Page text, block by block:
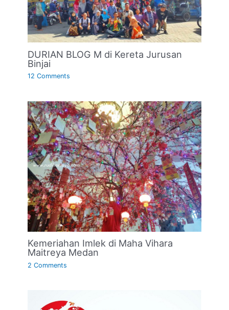
DURIAN BLOG M di Kereta Jurusan
Binjai
12 Comments
Kemeriahan Imlek di Maha Vihara
Maitreya Medan
2 Comments